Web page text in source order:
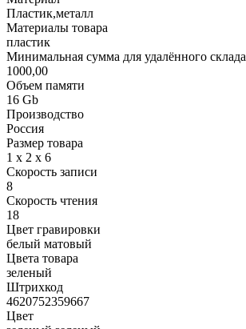
Пластик,металл
Материалы товара
пластик
Минимальная сумма для удалённого склада
1000,00
Объем памяти
16 Gb
Производство
Россия
Размер товара
1 х 2 х 6
Скорость записи
8
Скорость чтения
18
Цвет гравировки
белый матовый
Цвета товара
зеленый
Штрихкод
4620752359667
Цвет